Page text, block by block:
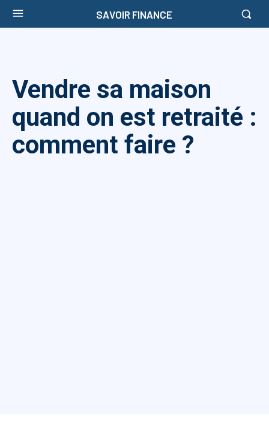
SAVOIR FINANCE
Vendre sa maison
quand on est retraité :
comment faire ?